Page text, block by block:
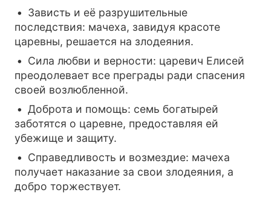
Зависть и её разрушительные
последствия: мачеха, завидуя красоте
царевны, решается на злодеяния.
Сила любви и верности: царевич Елисей
преодолевает все преграды ради спасения
своей возлюбленной.
Доброта и помощь: семь богатырей
заботятся о царевне, предоставляя ей
убежище и защиту.
Справедливость и возмездие: мачеха
получает наказание за свои злодеяния, а
добро торжествует.